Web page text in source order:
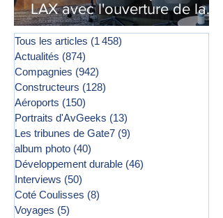
LAX avec l'ouverture de la
première phase d'un second
salon Delta One
Tous les articles (1 458)
Actualités (874)
Compagnies (942)
Constructeurs (128)
Aéroports (150)
Portraits d'AvGeeks (13)
Les tribunes de Gate7 (9)
album photo (40)
Développement durable (46)
Interviews (50)
Coté Coulisses (8)
Voyages (5)